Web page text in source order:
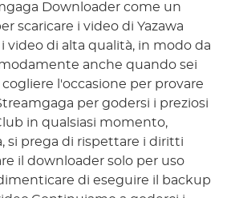
Downloader come un
scaricare i video di Yazawa
video di alta qualità, in modo da
anche quando sei
l'occasione per provare
per godersi i preziosi
in qualsiasi momento,
si prega di rispettare i diritti
il downloader solo per uso
di eseguire il backup